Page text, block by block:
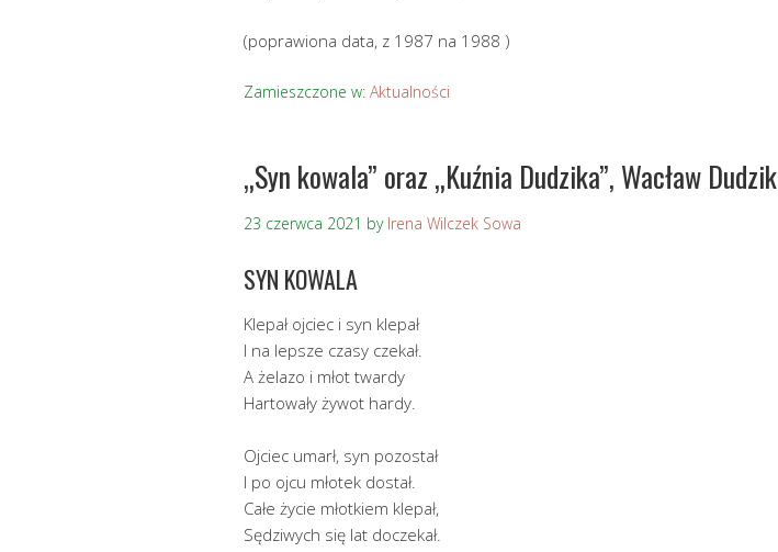
(poprawiona data, z 1987 na 1988 )
Zamieszczone w: Aktualności
„Syn kowala” oraz „Kuźnia Dudzika”, Wacław Dudzik
23 czerwca 2021 by Irena Wilczek Sowa
SYN KOWALA
Klepał ojciec i syn klepał
I na lepsze czasy czekał.
A żelazo i młot twardy
Hartowały żywot hardy.
Ojciec umarł, syn pozostał
I po ojcu młotek dostał.
Całe życie młotkiem klepał,
Sędziwych się lat doczekał.